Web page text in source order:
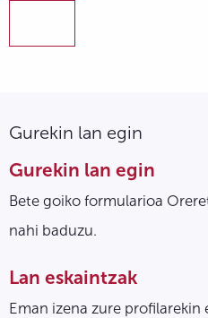
Gurekin lan egin
Gurekin lan egin
Bete goiko formularioa
nahi baduzu.
Lan eskaintzak
Eman izena zure profilarekin